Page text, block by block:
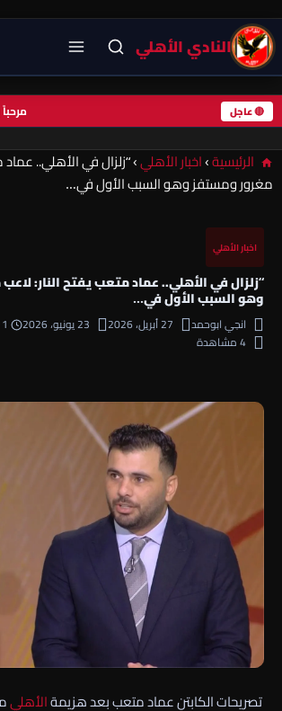
النادي الأهلي
🔴 عاجل
الرئيسية›اخبار الأهلي›“زلزال في الأهلي.. عماد
مغرور ومستفز وهو السبب الأول في…
اخبار الأهلي
“زلزال في الأهلي.. عماد متعب يفتح النار:
وهو السبب الأول في…
انجي ابوحمد 27 أبريل، 2026 23 يونيو، 2026
1 دقيقة للقراءة
4 مشاهدة
تصريحات الكابتن عماد متعب بعد هزيمةالأهلي